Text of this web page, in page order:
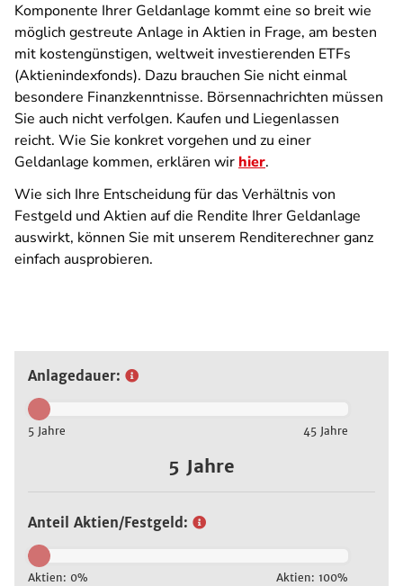
Komponente Ihrer Geldanlage kommt eine so breit wie
möglich gestreute Anlage in Aktien in Frage, am besten
mit kostengünstigen, weltweit investierenden ETFs
(Aktienindexfonds). Dazu brauchen Sie nicht einmal
besondere Finanzkenntnisse. Börsennachrichten müssen
Sie auch nicht verfolgen. Kaufen und Liegenlassen
reicht. Wie Sie konkret vorgehen und zu einer
Geldanlage kommen, erklären wir hier.
Wie sich Ihre Entscheidung für das Verhältnis von
Festgeld und Aktien auf die Rendite Ihrer Geldanlage
auswirkt, können Sie mit unserem Renditerechner ganz
einfach ausprobieren.